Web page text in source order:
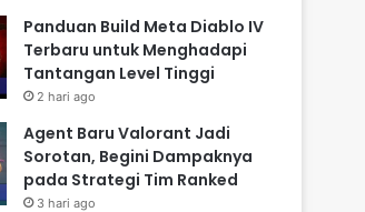
Panduan Build Meta Diablo IV
Terbaru untuk Menghadapi
Tantangan Level Tinggi
2 hari ago
Agent Baru Valorant Jadi
Sorotan, Begini Dampaknya
pada Strategi Tim Ranked
3 hari ago